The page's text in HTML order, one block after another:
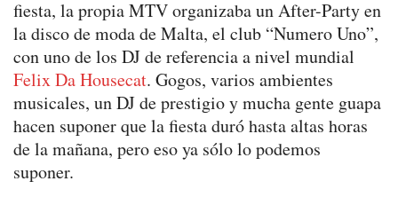
fiesta, la propia MTV organizaba un After-Party en
la disco de moda de Malta, el club “Numero Uno”,
con uno de los DJ de referencia a nivel mundial
Felix Da Housecat. Gogos, varios ambientes
musicales, un DJ de prestigio y mucha gente guapa
hacen suponer que la fiesta duró hasta altas horas
de la mañana, pero eso ya sólo lo podemos
suponer.